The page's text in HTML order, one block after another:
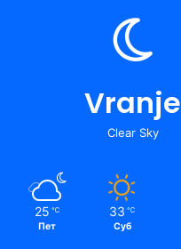
Vranje
Clear Sky
25 ℃
Пет
33 ℃
Суб